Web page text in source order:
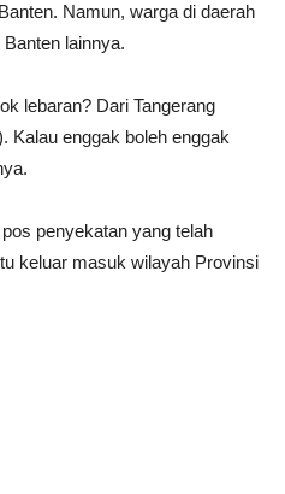
Namun, warga di daerah
lainnya.
lebaran? Dari Tangerang
Kalau enggak boleh enggak
penyekatan yang telah
keluar masuk wilayah Provinsi